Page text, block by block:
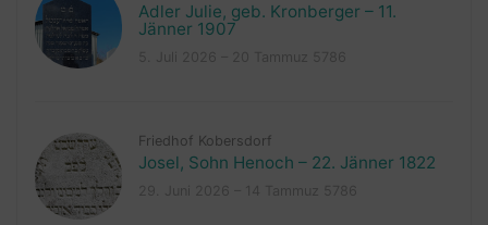
Adler Julie, geb. Kronberger – 11.
Jänner 1907
Friedhof Kobersdorf
Josel, Sohn Henoch – 22. Jänner 1822